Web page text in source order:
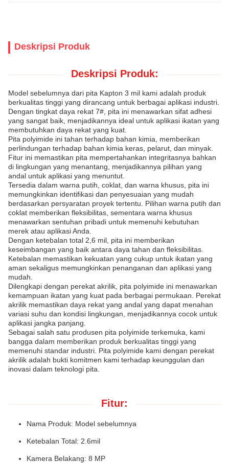
Deskripsi Produk
Deskripsi Produk:
Model sebelumnya dari pita Kapton 3 mil kami adalah produk
berkualitas tinggi yang dirancang untuk berbagai aplikasi industri.
Dengan tingkat daya rekat 7#, pita ini menawarkan sifat adhesi
yang sangat baik, menjadikannya ideal untuk aplikasi ikatan yang
membutuhkan daya rekat yang kuat.
Pita polyimide ini tahan terhadap bahan kimia, memberikan
perlindungan terhadap bahan kimia keras, pelarut, dan minyak.
Fitur ini memastikan pita mempertahankan integritasnya bahkan
di lingkungan yang menantang, menjadikannya pilihan yang
andal untuk aplikasi yang menuntut.
Tersedia dalam warna putih, coklat, dan warna khusus, pita ini
memungkinkan identifikasi dan penyesuaian yang mudah
berdasarkan persyaratan proyek tertentu. Pilihan warna putih dan
coklat memberikan fleksibilitas, sementara warna khusus
menawarkan sentuhan pribadi untuk memenuhi kebutuhan
merek atau aplikasi Anda.
Dengan ketebalan total 2,6 mil, pita ini memberikan
keseimbangan yang baik antara daya tahan dan fleksibilitas.
Ketebalan memastikan kekuatan yang cukup untuk ikatan yang
aman sekaligus memungkinkan penanganan dan aplikasi yang
mudah.
Dilengkapi dengan perekat akrilik, pita polyimide ini menawarkan
kemampuan ikatan yang kuat pada berbagai permukaan. Perekat
akrilik memastikan daya rekat yang andal yang dapat menahan
variasi suhu dan kondisi lingkungan, menjadikannya cocok untuk
aplikasi jangka panjang.
Sebagai salah satu produsen pita polyimide terkemuka, kami
bangga dalam memberikan produk berkualitas tinggi yang
memenuhi standar industri. Pita polyimide kami dengan perekat
akrilik adalah bukti komitmen kami terhadap keunggulan dan
inovasi dalam teknologi pita.
Fitur:
Nama Produk: Model sebelumnya
Ketebalan Total: 2.6mil
Kamera Belakang: 8 MP